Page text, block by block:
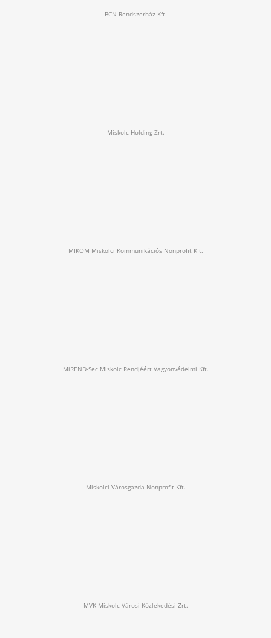
BCN Rendszerház Kft.
Miskolc Holding Zrt.
MIKOM Miskolci Kommunikációs Nonprofit Kft.
MiREND-Sec Miskolc Rendjéért Vagyonvédelmi Kft.
Miskolci Városgazda Nonprofit Kft.
MVK Miskolc Városi Közlekedési Zrt.